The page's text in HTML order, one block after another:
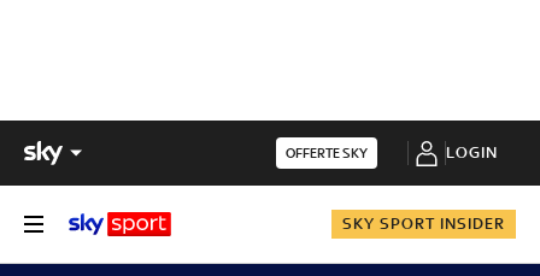
OFFERTE SKY LOGIN
SKY SPORT INSIDER